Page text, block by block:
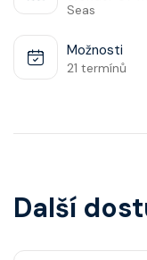
Seas
Možnosti
21 termínů
Další